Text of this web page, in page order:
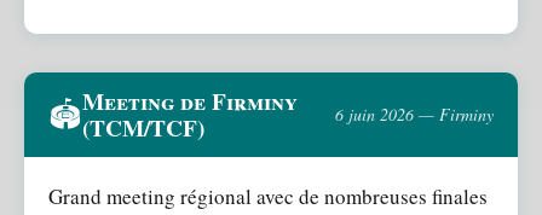
🏟️Meeting de Firminy
(TCM/TCF) 6 juin 2026 — Firminy
Grand meeting régional avec de nombreuses finales